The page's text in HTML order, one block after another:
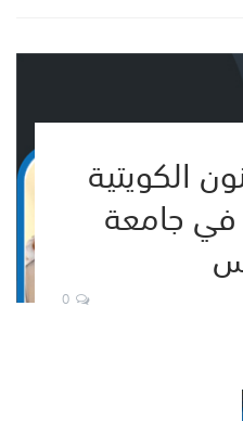
الكويتية
في جامعة
0